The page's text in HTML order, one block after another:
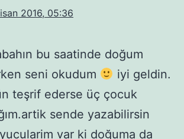
2016, 05:36
bu saatinde doğum
seni okudum
iyi geldin.
teşrif ederse üç çocuk
sende yazabilirsin
var ki doğuma da